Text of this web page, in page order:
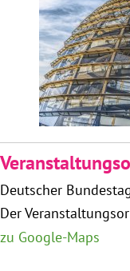
Bundestag 2017-
Obfrau im
humanitäre Hilfe
Mein
Ämter,
Besuch in Berlin
Deutscher
Der
zu Google-Maps